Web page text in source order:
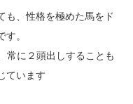
も、性格を極めた馬をド
。
常に２頭出しすることも
ています